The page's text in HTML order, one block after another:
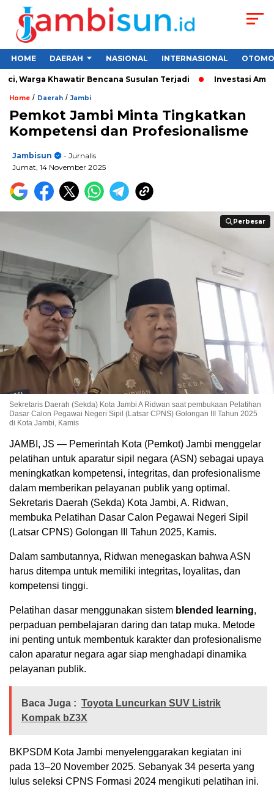
HOME DAERAH NASIONAL INTERNASIONAL
Khawatir Bencana Susulan Terjadi Investasi Aman
Home / Daerah / Jambi
Pemkot Jambi Minta Tingkatkan
Kompetensi dan Profesionalisme
Jambisun
- Jurnalis
Jumat, 14 November 2025
Perbesar
Perbesar
Sekretaris Daerah (Sekda) Kota Jambi A Ridwan saat pembukaan Pelatihan
Dasar Calon Pegawai Negeri Sipil (Latsar CPNS) Golongan III Tahun 2025
di Kota Jambi, Kamis
JAMBI, JS — Pemerintah Kota (Pemkot) Jambi menggelar
pelatihan untuk aparatur sipil negara (ASN) sebagai upaya
meningkatkan kompetensi, integritas, dan profesionalisme
dalam memberikan pelayanan publik yang optimal.
Sekretaris Daerah (Sekda) Kota Jambi, A. Ridwan,
membuka Pelatihan Dasar Calon Pegawai Negeri Sipil
(Latsar CPNS) Golongan III Tahun 2025, Kamis.
Dalam sambutannya, Ridwan menegaskan bahwa ASN
harus ditempa untuk memiliki integritas, loyalitas, dan
kompetensi tinggi.
Pelatihan dasar menggunakan sistem blended learning,
perpaduan pembelajaran daring dan tatap muka. Metode
ini penting untuk membentuk karakter dan profesionalisme
calon aparatur negara agar siap menghadapi dinamika
pelayanan publik.
Baca Juga : Toyota Luncurkan SUV Listrik
Kompak bZ3X
BKPSDM Kota Jambi menyelenggarakan kegiatan ini
pada 13–20 November 2025. Sebanyak 34 peserta yang
lulus seleksi CPNS Formasi 2024 mengikuti pelatihan ini.